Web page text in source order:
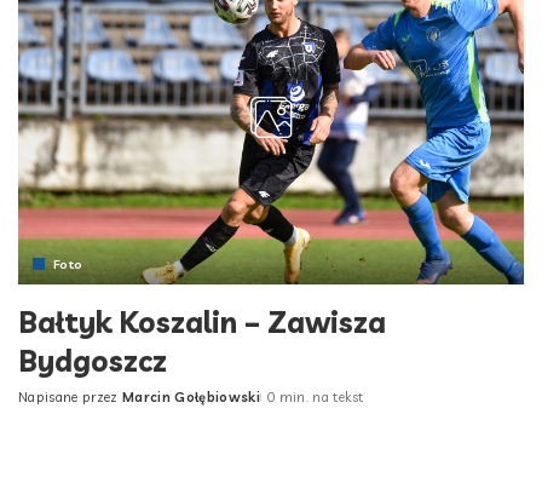
Foto
Bałtyk Koszalin – Zawisza
Bydgoszcz
Posted
Napisane przez Marcin Gołębiowski 0 min. na tekst